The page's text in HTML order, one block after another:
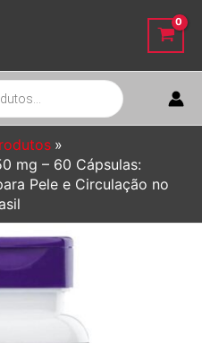
mg – 60 Cápsulas:
Pele e Circulação no